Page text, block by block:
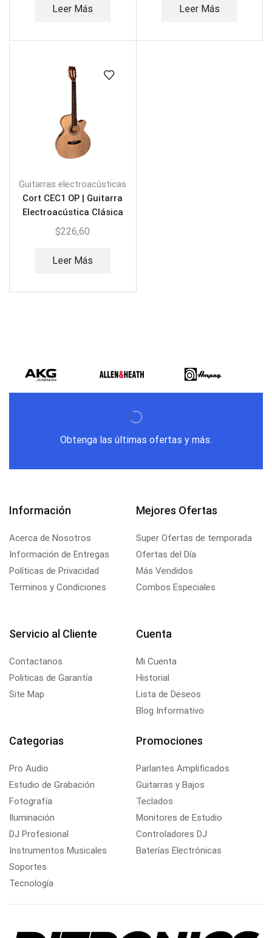
Leer Más Leer Más
Guitarras electroacústicas
Cort CEC1 OP | Guitarra
Electroacústica Clásica
$226,60
Leer Más
Obtenga las últimas ofertas y más.
Información
Acerca de Nosotros
Información de Entregas
Políticas de Privacidad
Terminos y Condiciones
Mejores Ofertas
Super Ofertas de temporada
Ofertas del Día
Más Vendidos
Combos Especiales
Servicio al Cliente
Contactanos
Politicas de Garantía
Site Map
Cuenta
Mi Cuenta
Historial
Lista de Deseos
Blog Informativo
Categorias
Pro Audio
Estudio de Grabación
Fotografía
Iluminación
DJ Profesional
Instrumentos Musicales
Soportes
Tecnología
Promociones
Parlantes Amplificados
Guitarras y Bajos
Teclados
Monitores de Estudio
Controladores DJ
Baterías Electrónicas